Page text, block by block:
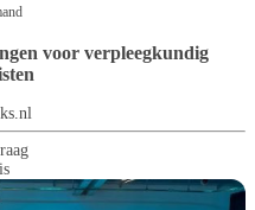
voor verpleegkundig